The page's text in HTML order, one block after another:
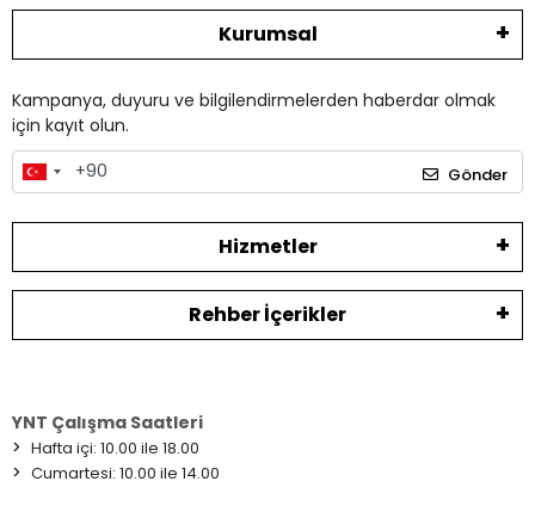
Kurumsal
Kampanya, duyuru ve bilgilendirmelerden haberdar olmak
için kayıt olun.
Gönder
Hizmetler
Rehber İçerikler
YNT Çalışma Saatleri
> Hafta içi: 10.00 ile 18.00
> Cumartesi: 10.00 ile 14.00